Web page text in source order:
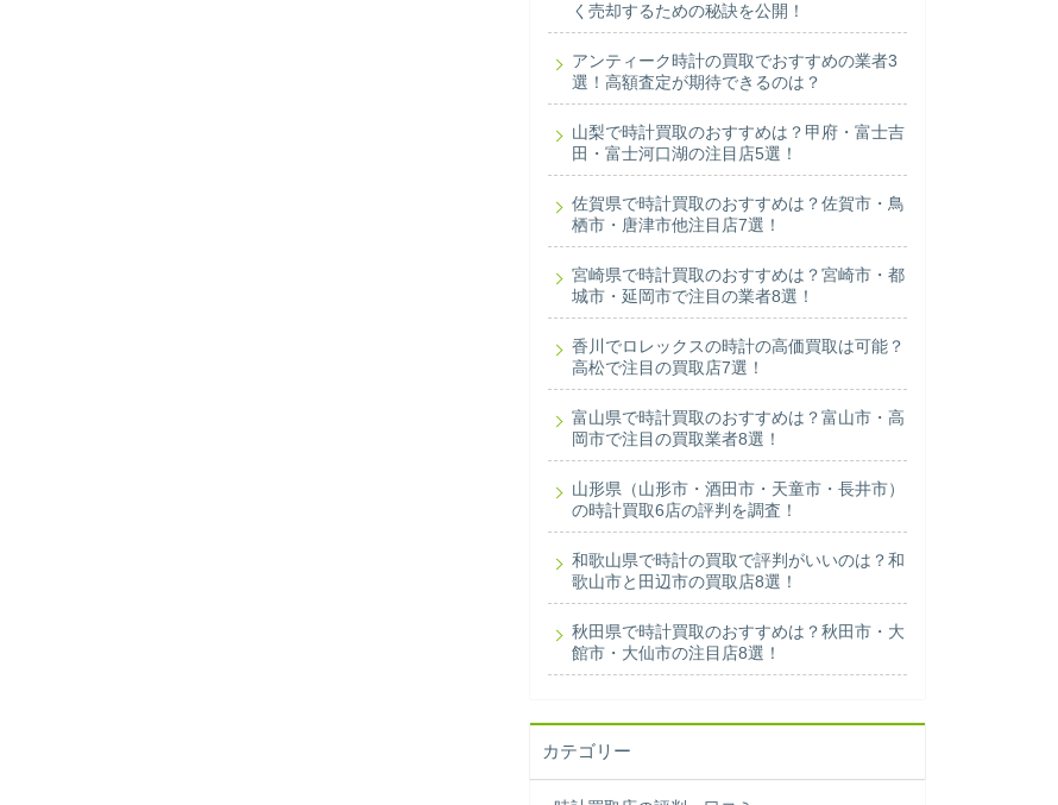
く売却するための秘訣を公開！
アンティーク時計の買取でおすすめの業者3
選！高額査定が期待できるのは？
山梨で時計買取のおすすめは？甲府・富士吉
田・富士河口湖の注目店5選！
佐賀県で時計買取のおすすめは？佐賀市・鳥
栖市・唐津市他注目店7選！
宮崎県で時計買取のおすすめは？宮崎市・都
城市・延岡市で注目の業者8選！
香川でロレックスの時計の高価買取は可能？
高松で注目の買取店7選！
富山県で時計買取のおすすめは？富山市・高
岡市で注目の買取業者8選！
山形県（山形市・酒田市・天童市・長井市）
の時計買取6店の評判を調査！
和歌山県で時計の買取で評判がいいのは？和
歌山市と田辺市の買取店8選！
秋田県で時計買取のおすすめは？秋田市・大
館市・大仙市の注目店8選！
カテゴリー